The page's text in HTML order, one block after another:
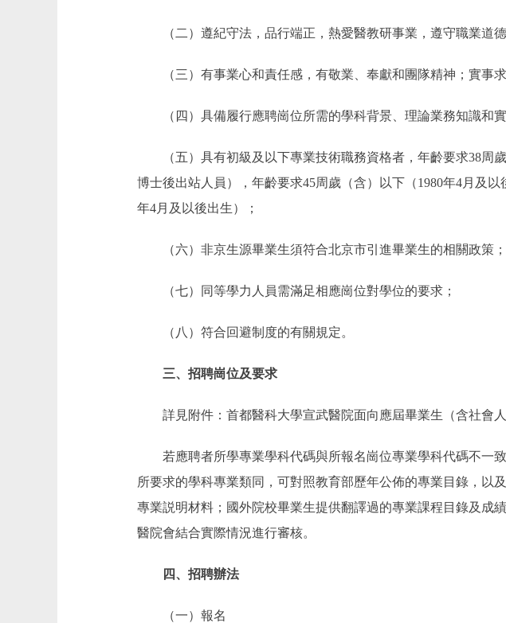
（二）遵紀守法，品行端正，熱愛醫教研事業，遵守職業道德
（三）有事業心和責任感，有敬業、奉獻和團隊精神；實事求
（四）具備履行應聘崗位所需的學科背景、理論業務知識和實
（五）具有初級及以下專業技術職務資格者，年齡要求38周歲
博士後出站人員），年齡要求45周歲（含）以下（1980年4月及
年4月及以後出生）；
（六）非京生源畢業生須符合北京市引進畢業生的相關政策；
（七）同等學力人員需滿足相應崗位對學位的要求；
（八）符合回避制度的有關規定。
三、招聘崗位及要求
詳見附件：首都醫科大學宣武醫院面向應屆畢業生（含社會人
若應聘者所學專業學科代碼與所報名崗位專業學科代碼不一
所要求的學科專業類同，可對照教育部歷年公佈的專業目錄，以
專業説明材料；國外院校畢業生提供翻譯過的專業課程目錄及成
醫院會結合實際情況進行審核。
四、招聘辦法
（一）報名